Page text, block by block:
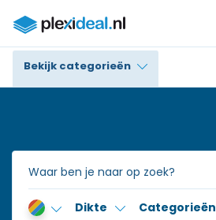
Bekijk categorieën
Trespa® / HPL
Alupanel / Dibond®
Dikte Categorieën